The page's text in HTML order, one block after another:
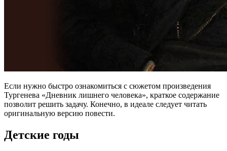
Если нужно быстро ознакомиться с сюжетом произведения
Тургенева «Дневник лишнего человека», краткое содержание
позволит решить задачу. Конечно, в идеале следует читать
оригинальную версию повести.
Детские годы